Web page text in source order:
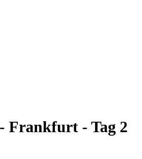
Frankfurt - Tag 2